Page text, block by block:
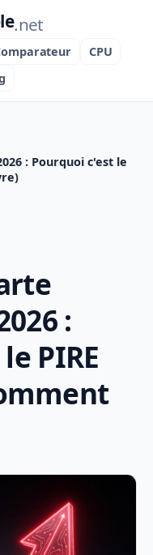
.net
CPU
: Pourquoi c'est le
:
PIRE